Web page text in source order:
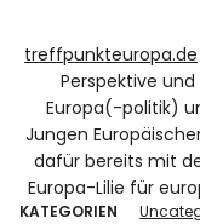
treffpunkteuropa.de
Perspektive
Europa(-politik)
Jungen
dafür bereits mit
Europa-Lilie für
KATEGORIEN